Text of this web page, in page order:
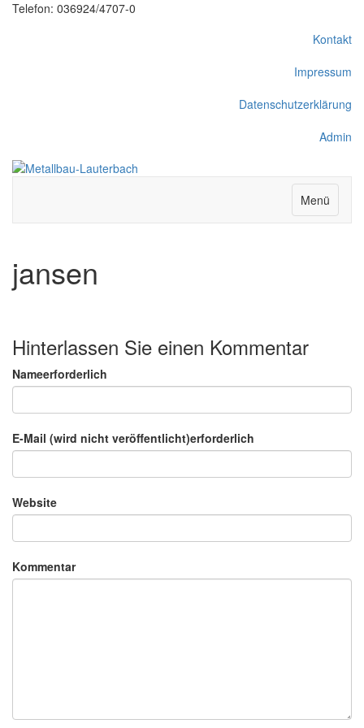
Telefon: 036924/4707-0
Kontakt
Impressum
Datenschutzerklärung
Admin
Menü
jansen
Hinterlassen Sie einen Kommentar
Nameerforderlich
E-Mail (wird nicht veröffentlicht)erforderlich
Website
Kommentar